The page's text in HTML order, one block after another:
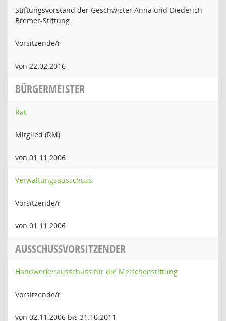
Stiftungsvorstand der Geschwister Anna und Diederich
Bremer-Stiftung
Vorsitzende/r
von 22.02.2016
BÜRGERMEISTER
Rat
Mitglied (RM)
von 01.11.2006
Verwaltungsausschuss
Vorsitzende/r
von 01.11.2006
AUSSCHUSSVORSITZENDER
Handwerkerausschuss für die Meischenstiftung
Vorsitzende/r
von 02.11.2006 bis 31.10.2011